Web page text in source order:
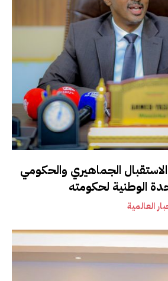
الجماهيري والحكومي
الوطنية لحكومته
العالمية